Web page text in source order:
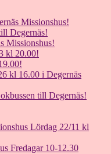
Missionshus!
Degernäs!
Missionshus!
kl 20.00!
kl 16.00 i Degernäs
till Degernäs!
Lördag 22/11 kl
Fredagar 10-12.30